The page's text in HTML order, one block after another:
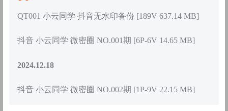
QT001 小云同学 抖音无水印备份 [189V 637.14 MB]
抖音 小云同学 微密圈 NO.001期 [6P-6V 14.65 MB]
2024.12.18
抖音 小云同学 微密圈 NO.002期 [1P-9V 22.15 MB]